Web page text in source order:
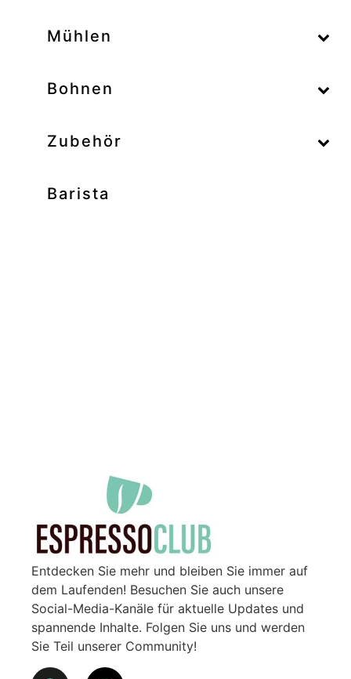
Mühlen
–
Bohnen
–
Zubehör
Barista
Entdecken Sie mehr und bleiben Sie immer auf
dem Laufenden! Besuchen Sie auch unsere
Social-Media-Kanäle für aktuelle Updates und
spannende Inhalte. Folgen Sie uns und werden
Sie Teil unserer Community!